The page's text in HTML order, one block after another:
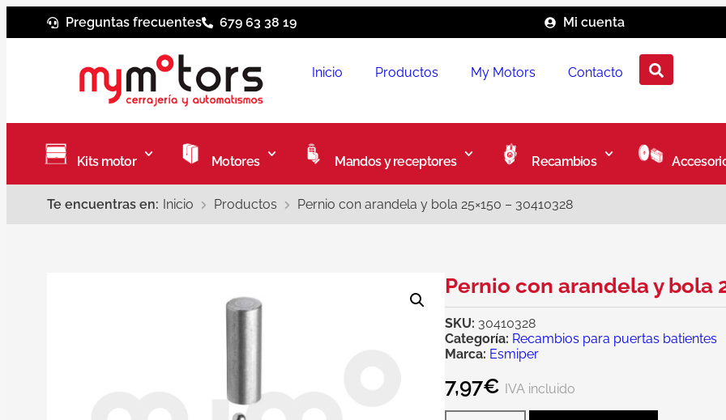
Preguntas frecuentes 679 63 38 19 Mi cuenta
Inicio Productos My Motors Contacto
Kits motor Motores Mandos y receptores Recambios
Te encuentras en: Inicio Productos Pernio con arandela y bola 25×150 – 30410328
Pernio con arandela y bola
SKU: 30410328
Categoría: Recambios para puertas batientes
Marca: Esmiper
7,97€ IVA incluido